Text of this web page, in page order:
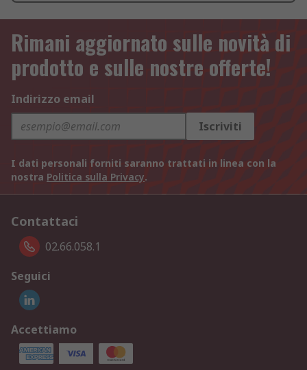
Rimani aggiornato sulle novità di
prodotto e sulle nostre offerte!
Indirizzo email
Iscriviti
I dati personali forniti saranno trattati in linea con la
nostra Politica sulla Privacy.
Contattaci
02.66.058.1
Seguici
Accettiamo